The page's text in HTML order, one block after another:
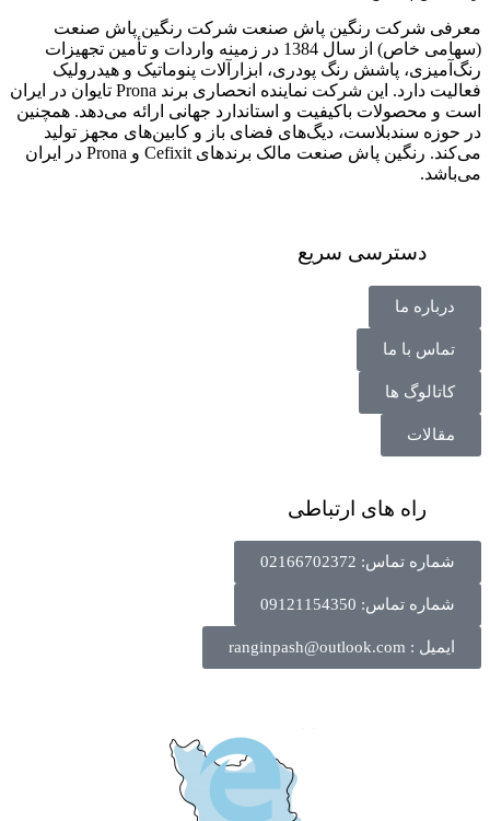
معرفی شرکت رنگین پاش صنعت شرکت رنگین پاش صنعت
(سهامی خاص) از سال 1384 در زمینه واردات و تأمین تجهیزات
رنگ‌آمیزی، پاشش رنگ پودری، ابزارآلات پنوماتیک و هیدرولیک
فعالیت دارد. این شرکت نماینده انحصاری برند Prona تایوان در ایران
است و محصولات باکیفیت و استاندارد جهانی ارائه می‌دهد. همچنین
در حوزه سندبلاست، دیگ‌های فضای باز و کابین‌های مجهز تولید
می‌کند. رنگین پاش صنعت مالک برندهای Cefixit و Prona در ایران
می‌باشد.
دسترسی سریع
درباره ما
تماس با ما
کاتالوگ ها
مقالات
راه های ارتباطی
شماره تماس: 02166702372
شماره تماس: 09121154350
ایمیل : ranginpash@outlook.com